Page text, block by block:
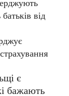
від
бажають